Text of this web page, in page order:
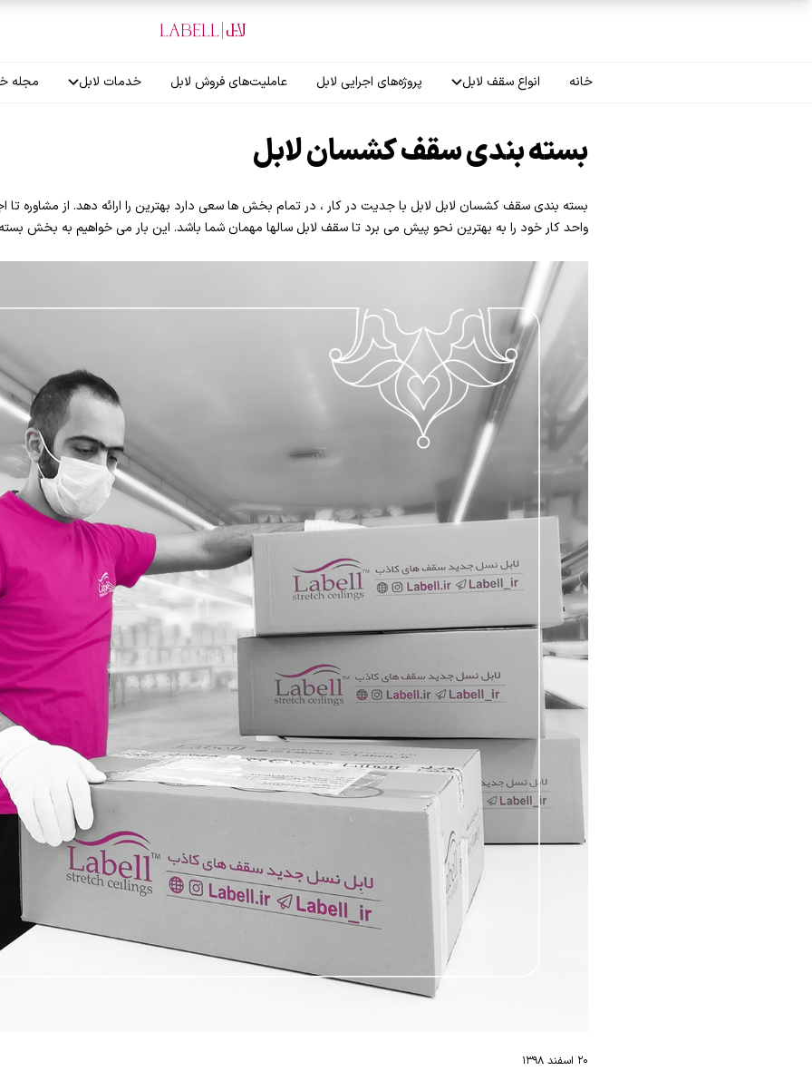
خانه انواع سقف لابل
سقف لاکر
سقف گلکسی
سقف ترنسپرنت
سقف مات
سقف اپلای
پروژه‌های اجرایی لابل عاملیت‌های فروش لابل خدمات لابل مجله
بسته بندی سقف کشسان لابل
بسته بندی سقف کشسان لابل لابل با جدیت در کار ، در تمام بخش ها سعی دارد بهترین را ارائه دهد. از مشاوره تا
واحد کار خود را به بهترین نحو پیش می برد تا سقف لابل سالها مهمان شما باشد. این بار می خواهیم به بخش
۲۰ اسفند ۱۳۹۸